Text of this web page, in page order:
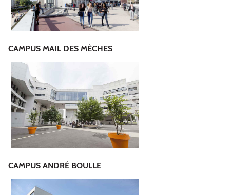
CAMPUS MAIL DES MÈCHES
CAMPUS ANDRÉ BOULLE